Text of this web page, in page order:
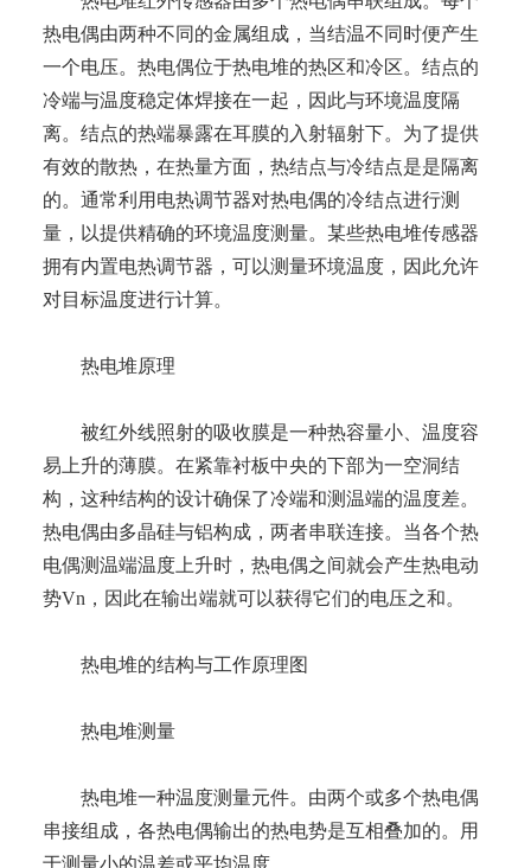
热电偶由两种不同的金属组成，当结温不同时便产生
一个电压。热电偶位于热电堆的热区和冷区。结点的
冷端与温度稳定体焊接在一起，因此与环境温度隔
离。结点的热端暴露在耳膜的入射辐射下。为了提供
有效的散热，在热量方面，热结点与冷结点是是隔离
的。通常利用电热调节器对热电偶的冷结点进行测
量，以提供精确的环境温度测量。某些热电堆传感器
拥有内置电热调节器，可以测量环境温度，因此允许
对目标温度进行计算。
热电堆原理
被红外线照射的吸收膜是一种热容量小、温度容
易上升的薄膜。在紧靠衬板中央的下部为一空洞结
构，这种结构的设计确保了冷端和测温端的温度差。
热电偶由多晶硅与铝构成，两者串联连接。当各个热
电偶测温端温度上升时，热电偶之间就会产生热电动
势Vn，因此在输出端就可以获得它们的电压之和。
热电堆的结构与工作原理图
热电堆测量
热电堆一种温度测量元件。由两个或多个热电偶
串接组成，各热电偶输出的热电势是互相叠加的。用
于测量小的温差或平均温度。